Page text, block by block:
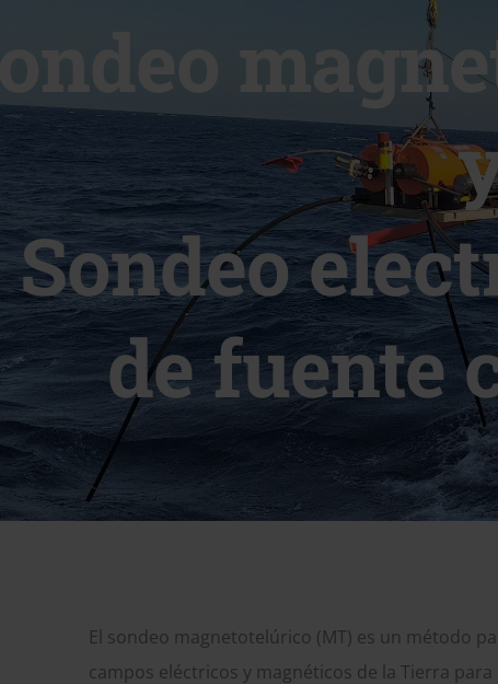
Sondeo
Sondeo
de fuente
El sondeo magnetotelúrico (MT) es un método
campos eléctricos y magnéticos de la Tierra